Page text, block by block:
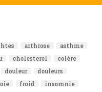
arthrose
asthme
cholesterol
colère
douleur
douleurs
froid
insomnie